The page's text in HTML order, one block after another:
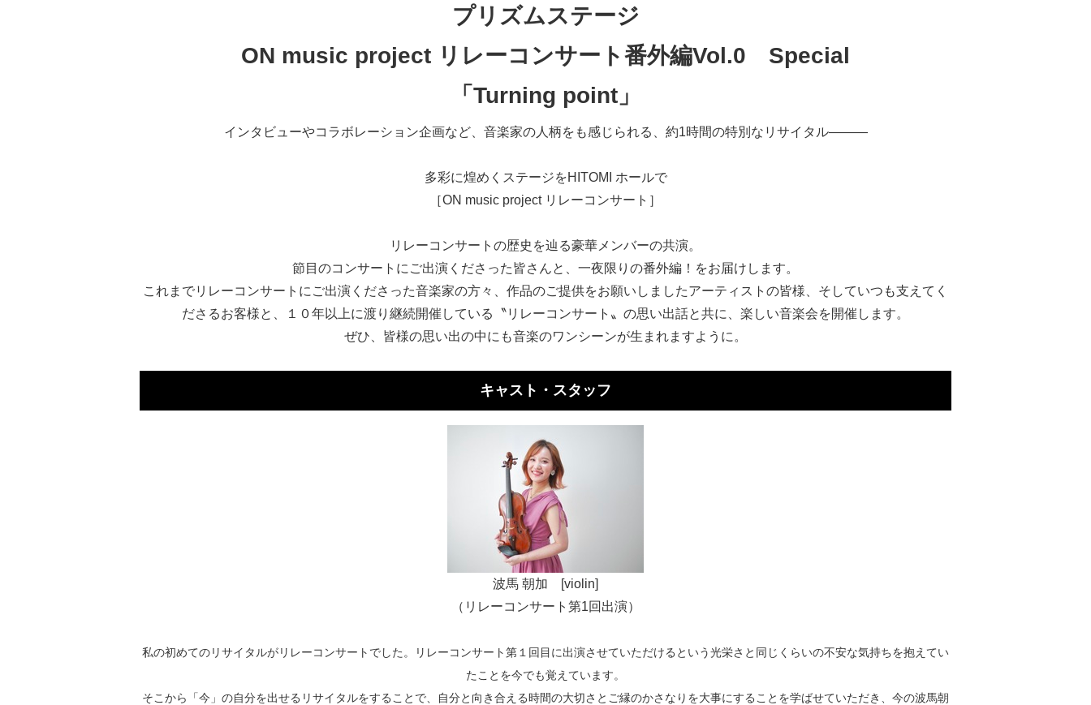
プリズムステージ
ON music project リレーコンサート番外編Vol.0
Special
「 Turning point 」
インタビューやコラボレーション企画など、音楽家の人柄をも感じられる、約1時間の特別なリサイタル―――
多彩に煌めくステージをHITOMI ホールで
［ON music project リレーコンサート］
リレーコンサートの歴史を辿る豪華メンバーの共演。
節目のコンサートにご出演くださった皆さんと、一夜限りの番外編！をお届けします。
これまでリレーコンサートにご出演くださった音楽家の方々、作品のご提供をお願いしましたアーティストの皆様、そしていつも支えてく
ださるお客様と、１０年以上に渡り継続開催している〝リレーコンサート〟の思い出話と共に、楽しい音楽会を開催します。
ぜひ、皆様の思い出の中にも音楽のワンシーンが生まれますように。
キャスト・スタッフ
波馬 朝加 [violin]
（リレーコンサート第1回出演）
私の初めてのリサイタルがリレーコンサートでした。リレーコンサート第１回目に出演させていただけるという光栄さと同じくらいの不安な気持ちを抱えてい
たことを今でも覚えています。
そこから「今」の自分を出せるリサイタルをすることで、自分と向き合える時間の大切さとご縁のかさなりを大事にすることを学ばせていただき、今の波馬朝